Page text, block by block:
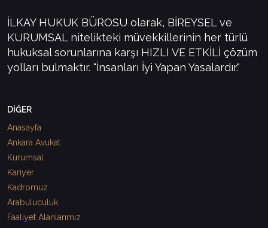
İLKAY HUKUK BÜROSU olarak, BİREYSEL ve
KURUMSAL nitelikteki müvekkillerinin her türlü
hukuksal sorunlarına karşı HIZLI VE ETKİLİ çözüm
yolları bulmaktır. "İnsanları İyi Yapan Yasalardır."
DİĞER
Anasayfa
Ankara Avukat
Kurumsal
Kariyer
Kadromuz
Arabuluculuk
Faaliyet Alanlarımız